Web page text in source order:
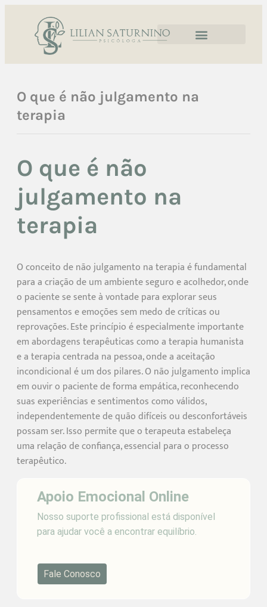
O que é não julgamento na
terapia
O que é não
julgamento na
terapia
O conceito de não julgamento na terapia é fundamental
para a criação de um ambiente seguro e acolhedor, onde
o paciente se sente à vontade para explorar seus
pensamentos e emoções sem medo de críticas ou
reprovações. Este princípio é especialmente importante
em abordagens terapêuticas como a terapia humanista
e a terapia centrada na pessoa, onde a aceitação
incondicional é um dos pilares. O não julgamento implica
em ouvir o paciente de forma empática, reconhecendo
suas experiências e sentimentos como válidos,
independentemente de quão difíceis ou desconfortáveis
possam ser. Isso permite que o terapeuta estabeleça
uma relação de confiança, essencial para o processo
terapêutico.
Apoio Emocional Online
Nosso suporte profissional está disponível
para ajudar você a encontrar equilíbrio.
Fale Conosco